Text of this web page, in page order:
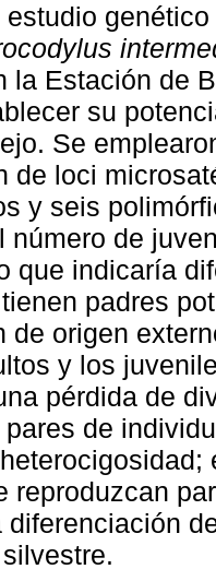
la Estación de
su
Se
de loci
y seis
número de
que indicaría
padres
de origen
y los
pérdida de
de
reproduzcan
diferenciación